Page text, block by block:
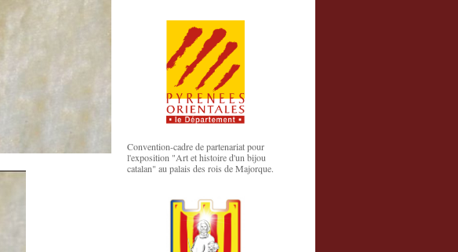
Convention-cadre de partenariat pour
l'exposition "Art et histoire d'un bijou
catalan" au palais des rois de Majorque.